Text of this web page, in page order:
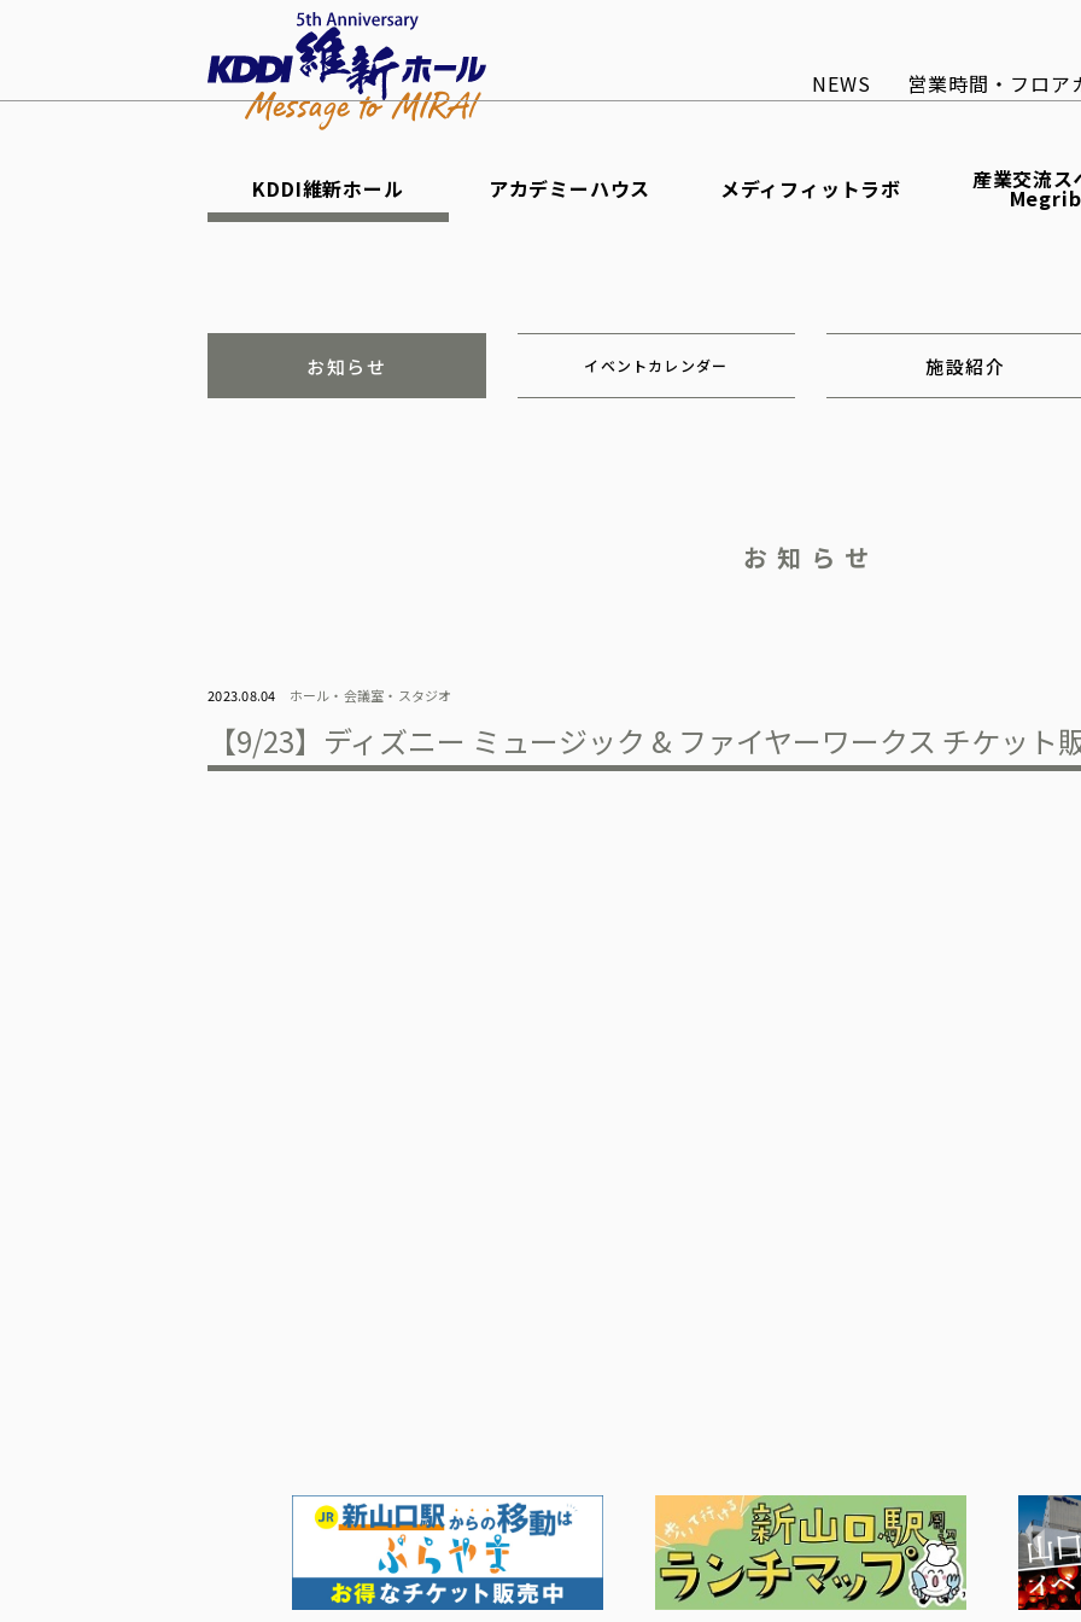
NEWS 営業時間・フロア
KDDI維新ホール アカデミーハウス メディフィットラボ 産業交流ス
お知らせ イベントカレンダー 施設紹介
お知らせ
2023.08.04 ホール・会議室・スタジオ
【9/23】ディズニー ミュージック & ファイヤーワークス チケット